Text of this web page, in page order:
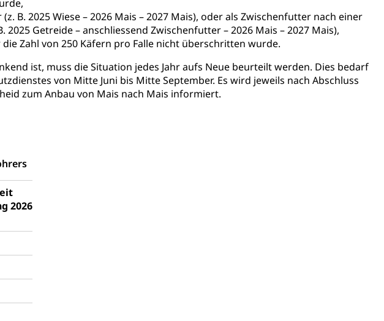
B. 2025 Wiese – 2026 Mais – 2027 Mais), oder als Zwischenfutter nach einer
Getreide – anschliessend Zwischenfutter – 2026 Mais – 2027 Mais),
Zahl von 250 Käfern pro Falle nicht überschritten wurde.
ist, muss die Situation jedes Jahr aufs Neue beurteilt werden. Dies bedarf
von Mitte Juni bis Mitte September. Es wird jeweils nach Abschluss
zum Anbau von Mais nach Mais informiert.
2026
bestellen
Waffen, Sprengstoffe und Pyrotechnik
(Führerausweis, Fahrzeugausweis) Namensänderungen
Erwerb des Bürgerrechts, Verlust des Bürgerrechts,
Pflegeplätze